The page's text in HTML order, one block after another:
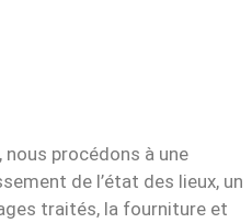
procédons à une
de l’état des lieux, un
traités, la fourniture et